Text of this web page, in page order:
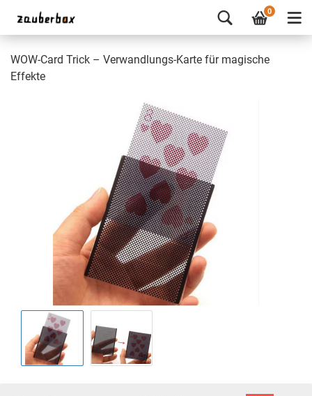
0
WOW-Card Trick – Verwandlungs-Karte für magische
Effekte